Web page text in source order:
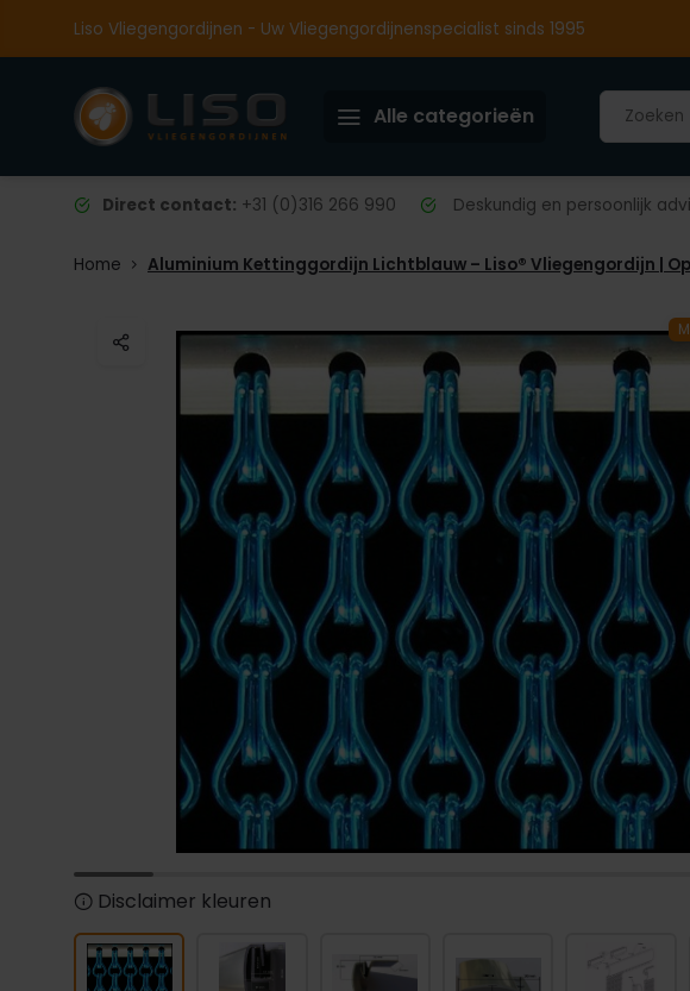
Liso Vliegengordijnen - Uw Vliegengordijnenspecialist sinds 1995
Alle categorieën
Direct contact: +31 (0)316 266 990 Deskundig en persoonlijk
Home Aluminium Kettinggordijn Lichtblauw – Liso® Vliegengordijn |
Disclaimer kleuren